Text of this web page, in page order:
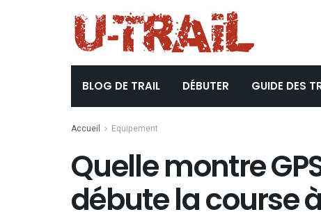
BLOG DE TRAIL DÉBUTER GUIDE DES
Accueil Equipement
Quelle montre
débute la course